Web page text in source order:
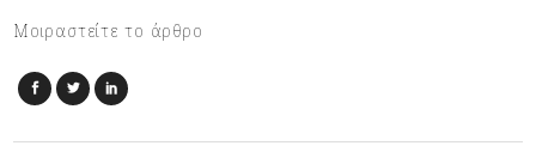
Μοιραστείτε το άρθρο